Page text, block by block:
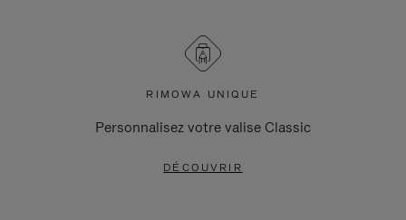
RIMOWA UNIQUE
Personnalisez votre valise Classic
DÉCOUVRIR